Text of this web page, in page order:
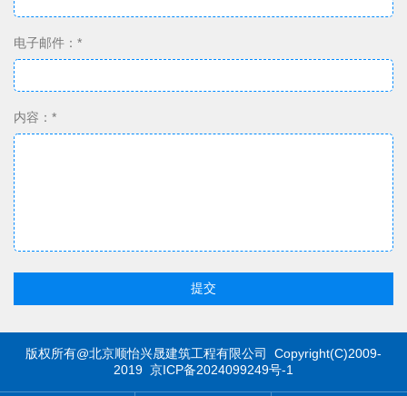
电子邮件：*
内容：*
提交
版权所有@北京顺怡兴晟建筑工程有限公司 Copyright(C)2009-
2019 京ICP备2024099249号-1